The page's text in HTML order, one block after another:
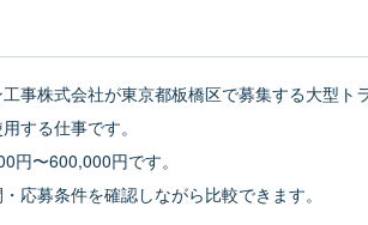
事株式会社が東京都板橋区で募集する大型ト
する仕事です。
円〜600,000円です。
応募条件を確認しながら比較できます。